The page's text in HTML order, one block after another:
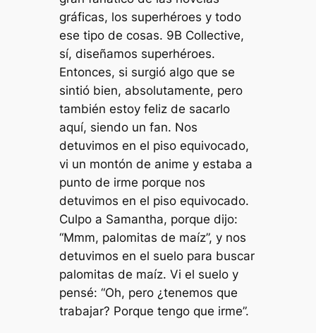
gráficas, los superhéroes y todo
ese tipo de cosas. 9B Collective,
sí, diseñamos superhéroes.
Entonces, si surgió algo que se
sintió bien, absolutamente, pero
también estoy feliz de sacarlo
aquí, siendo un fan. Nos
detuvimos en el piso equivocado,
vi un montón de anime y estaba a
punto de irme porque nos
detuvimos en el piso equivocado.
Culpo a Samantha, porque dijo:
“Mmm, palomitas de maíz”, y nos
detuvimos en el suelo para buscar
palomitas de maíz. Vi el suelo y
pensé: “Oh, pero ¿tenemos que
trabajar? Porque tengo que irme”.